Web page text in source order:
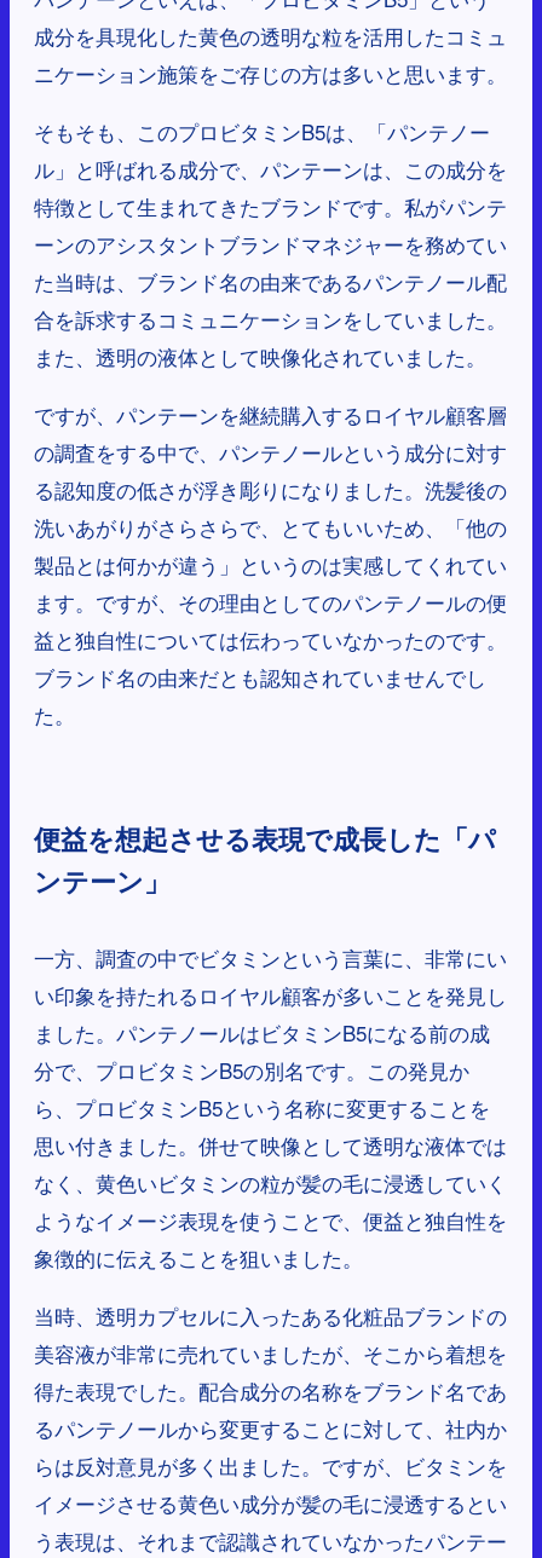
成分を具現化した黄色の透明な粒を活用したコミュ
ニケーション施策をご存じの方は多いと思います。
そもそも、このプロビタミンB5は、「パンテノー
ル」と呼ばれる成分で、パンテーンは、この成分を
特徴として生まれてきたブランドです。私がパンテ
ーンのアシスタントブランドマネジャーを務めてい
た当時は、ブランド名の由来であるパンテノール配
合を訴求するコミュニケーションをしていました。
また、透明の液体として映像化されていました。
ですが、パンテーンを継続購入するロイヤル顧客層
の調査をする中で、パンテノールという成分に対す
る認知度の低さが浮き彫りになりました。洗髪後の
洗いあがりがさらさらで、とてもいいため、「他の
製品とは何かが違う」というのは実感してくれてい
ます。ですが、その理由としてのパンテノールの便
益と独自性については伝わっていなかったのです。
ブランド名の由来だとも認知されていませんでし
た。
便益を想起させる表現で成長した「パ
ンテーン」
一方、調査の中でビタミンという言葉に、非常にい
い印象を持たれるロイヤル顧客が多いことを発見し
ました。パンテノールはビタミンB5になる前の成
分で、プロビタミンB5の別名です。この発見か
ら、プロビタミンB5という名称に変更することを
思い付きました。併せて映像として透明な液体では
なく、黄色いビタミンの粒が髪の毛に浸透していく
ようなイメージ表現を使うことで、便益と独自性を
象徴的に伝えることを狙いました。
当時、透明カプセルに入ったある化粧品ブランドの
美容液が非常に売れていましたが、そこから着想を
得た表現でした。配合成分の名称をブランド名であ
るパンテノールから変更することに対して、社内か
らは反対意見が多く出ました。ですが、ビタミンを
イメージさせる黄色い成分が髪の毛に浸透するとい
う表現は、それまで認識されていなかったパンテー